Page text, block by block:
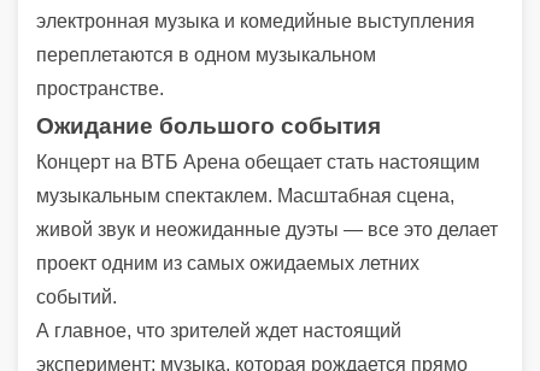
электронная музыка и комедийные выступления
переплетаются в одном музыкальном
пространстве.
Ожидание большого события
Концерт на ВТБ Арена обещает стать настоящим
музыкальным спектаклем. Масштабная сцена,
живой звук и неожиданные дуэты — все это делает
проект одним из самых ожидаемых летних
событий.
А главное, что зрителей ждет настоящий
эксперимент: музыка, которая рождается прямо